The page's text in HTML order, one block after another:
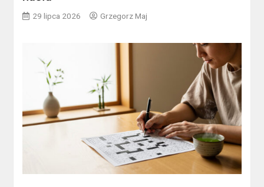
29 lipca 2026 Grzegorz Maj